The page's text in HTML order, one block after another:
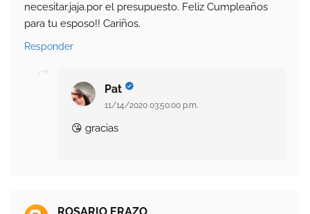
necesitar.jaja.por el presupuesto. Feliz Cumpleaños
para tu esposo!! Cariños.
Responder
Pat
11/14/2020 03:50:00 p.m.
😘 gracias